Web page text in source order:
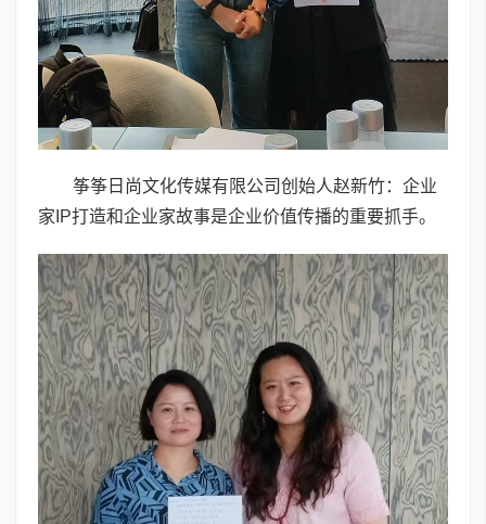
筝筝日尚文化传媒有限公司创始人赵新竹：企业
家IP打造和企业家故事是企业价值传播的重要抓手。